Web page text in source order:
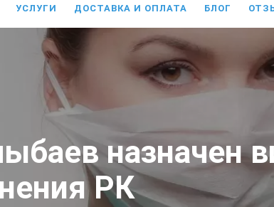
УСЛУГИ ДОСТАВКА И ОПЛАТА БЛОГ
назначен
РК